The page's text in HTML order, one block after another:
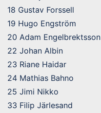
18 Gustav Forssell
19 Hugo Engström
20 Adam Engelbrektsson
22 Johan Albin
23 Riane Haidar
24 Mathias Bahno
25 Jimi Nikko
33 Filip Järlesand